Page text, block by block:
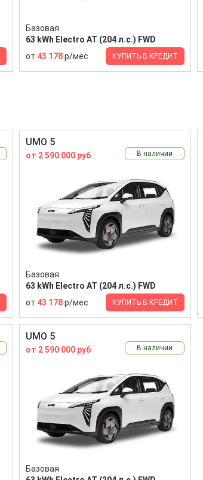
Базовая
63 kWh Electro AT (204 л.с.) FWD
от 43 178р/мес КУПИТЬ В КРЕДИТ
UMO 5
от 2 590 000 руб В наличии
Базовая
63 kWh Electro AT (204 л.с.) FWD
от 43 178р/мес КУПИТЬ В КРЕДИТ
UMO 5
от 2 590 000 руб В наличии
Базовая